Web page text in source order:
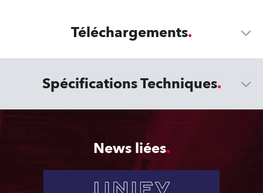
Téléchargements
Spécifications Techniques
News liées